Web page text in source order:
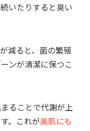
いたりすると臭い
減ると、菌の繁殖
ンが清潔に保つこ
ることで代謝が上
。これが美肌にも